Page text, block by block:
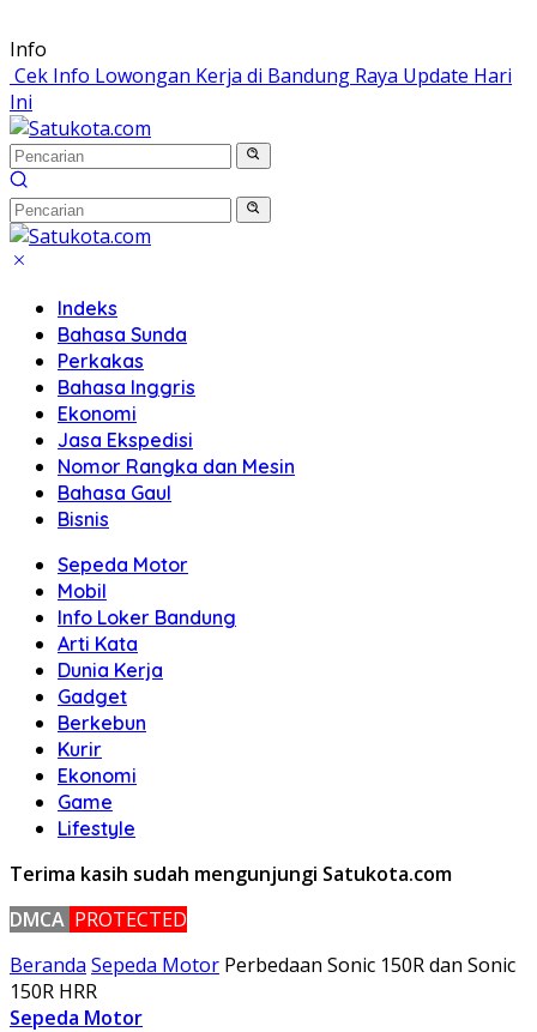
Langsung
ke
konten
Info
Cek Info Lowongan Kerja di Bandung Raya Update Hari
Ini
Indeks
Bahasa Sunda
Perkakas
Bahasa Inggris
Ekonomi
Jasa Ekspedisi
Nomor Rangka dan Mesin
Bahasa Gaul
Bisnis
Sepeda Motor
Mobil
Info Loker Bandung
Arti Kata
Dunia Kerja
Gadget
Berkebun
Kurir
Ekonomi
Game
Lifestyle
Terima kasih sudah mengunjungi Satukota.com
DMCA PROTECTED
Beranda Sepeda Motor Perbedaan Sonic 150R dan Sonic
150R HRR
Sepeda Motor